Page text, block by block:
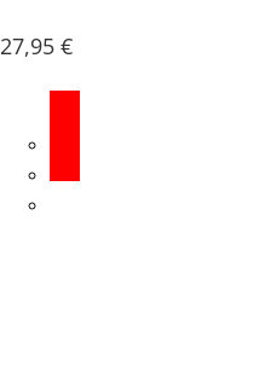
27,95 €